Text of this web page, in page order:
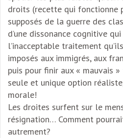
droits (recette qui fonctionne
supposés de la guerre des
d’une dissonance cognitive
l’inacceptable traitement
imposés aux immigrés, aux
puis pour finir aux « mauvais
seule et unique option
morale!
Les droites surfent sur le
résignation… Comment
autrement?